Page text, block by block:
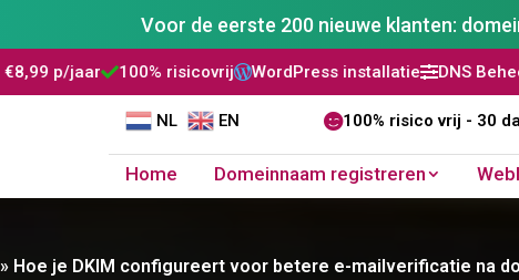
Voor de eerste 200 nieuwe klanten:
100% risicovrijWordPress installatieDNS Beheer30 dagen
NL EN 100% risico vrij - 30
Home Domeinnaam registreren
» Hoe je DKIM configureert voor betere e-mailverificatie na